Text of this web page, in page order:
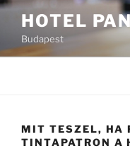
Tartalomhoz
HOTEL
Budapest
MIT TESZEL, HA
TINTAPATRON A